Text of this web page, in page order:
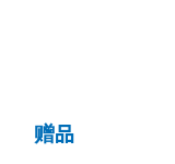
赠品